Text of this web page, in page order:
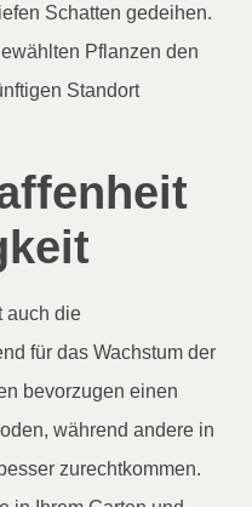
Schatten gedeihen.
Pflanzen den
Standort
auch die
für das Wachstum der
bevorzugen einen
während andere in
zurechtkommen.